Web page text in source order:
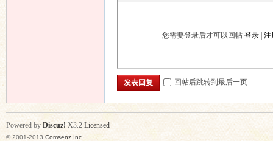
您需要登录后才可以回帖 登录 注
发表回复 回帖后跳转到最后一页
Powered by Discuz! X3.2 Licensed
© 2001-2013 Comsenz Inc.